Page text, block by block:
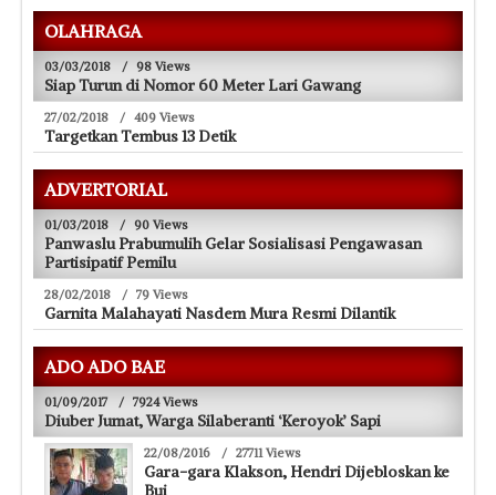
OLAHRAGA
03/03/2018 / 98 Views
Siap Turun di Nomor 60 Meter Lari Gawang
27/02/2018 / 409 Views
Targetkan Tembus 13 Detik
ADVERTORIAL
01/03/2018 / 90 Views
Panwaslu Prabumulih Gelar Sosialisasi Pengawasan
Partisipatif Pemilu
28/02/2018 / 79 Views
Garnita Malahayati Nasdem Mura Resmi Dilantik
ADO ADO BAE
01/09/2017 / 7924 Views
Diuber Jumat, Warga Silaberanti ‘Keroyok’ Sapi
22/08/2016 / 27711 Views
Gara-gara Klakson, Hendri Dijebloskan ke
Bui